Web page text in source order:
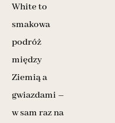
White to
smakowa
podróż
między
Ziemią a
gwiazdami –
w sam raz na